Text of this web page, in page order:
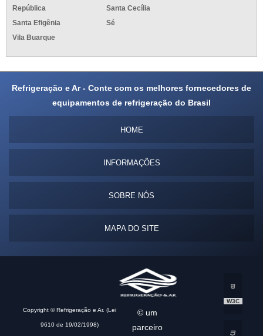
República
Santa Cecília
Santa Efigênia
Sé
Vila Buarque
Refrigeração e Ar - Conte com os melhores fornecedores de
equipamentos de refrigeração do Brasil
HOME
INFORMAÇÕES
SOBRE NÓS
MAPA DO SITE
Copyright © Refrigeração e Ar. (Lei
9610 de 19/02/1998)
© um
parceiro
W3C